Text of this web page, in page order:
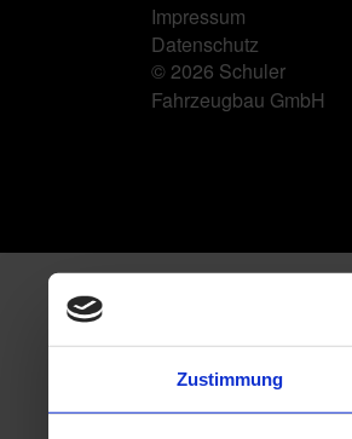
Zustimmung
Impressum
Datenschutz
© 2026 Schuler
Fahrzeugbau GmbH